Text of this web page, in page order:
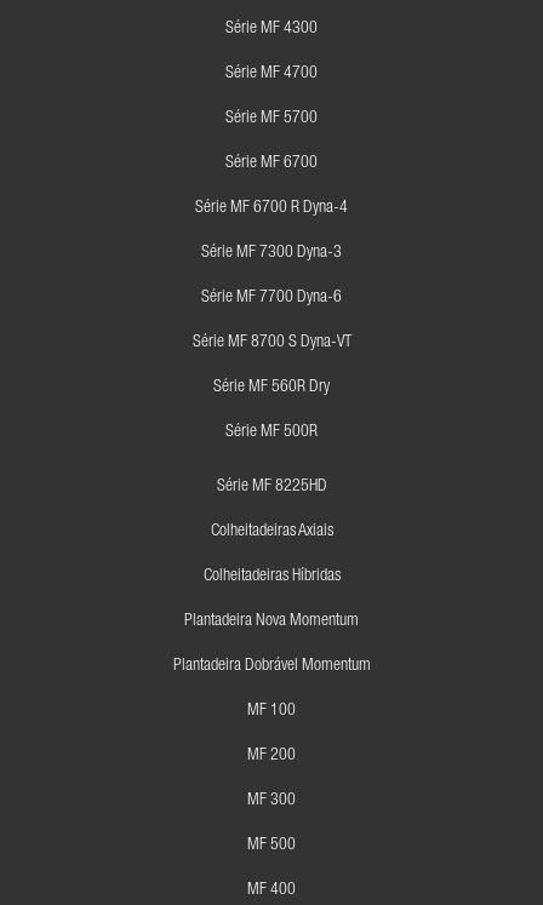
Série MF 4300
Série MF 4700
Série MF 5700
Série MF 6700
Série MF 6700 R Dyna-4
Série MF 7300 Dyna-3
Série MF 7700 Dyna-6
Série MF 8700 S Dyna-VT
Série MF 560R Dry
Série MF 500R
Série MF 8225HD
Colheitadeiras Axiais
Colheitadeiras Híbridas
Plantadeira Nova Momentum
Plantadeira Dobrável Momentum
MF 100
MF 200
MF 300
MF 500
MF 400